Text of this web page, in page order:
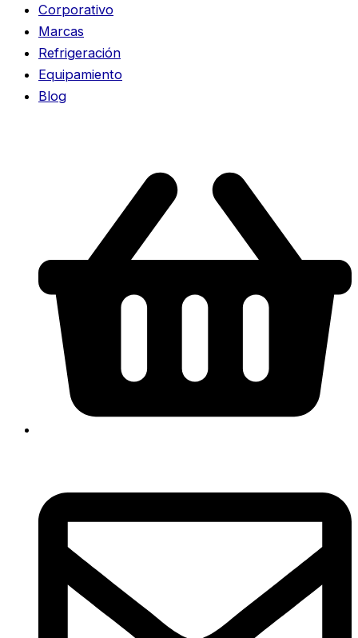
Corporativo
Marcas
Refrigeración
Equipamiento
Blog